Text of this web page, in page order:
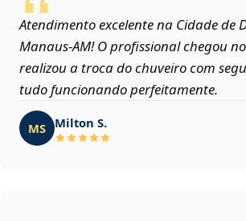
Atendimento excelente na Cidade de
Manaus‑AM! O profissional chegou
realizou a troca do chuveiro com
tudo funcionando perfeitamente.
MS Milton S.